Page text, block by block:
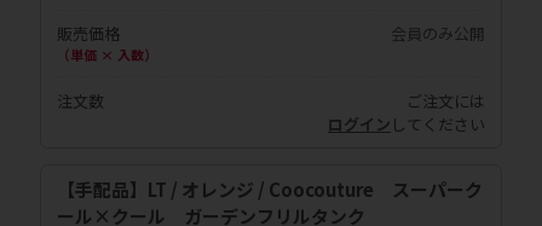
販売価格
（単価 × 入数）
会員のみ公開
注文数
ご注文には
ログイン してください
【手配品】LT / オレンジ / Coocouture スーパーク
ール×クール ガーデンフリルタンク